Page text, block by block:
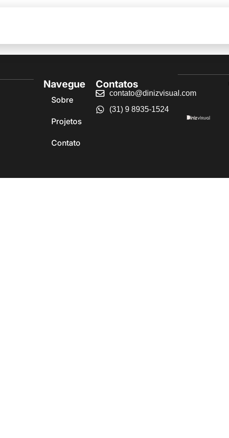
Navegue
Sobre
Projetos
Contato
Contatos
contato@dinizvisual.com
(31) 9 8935-1524